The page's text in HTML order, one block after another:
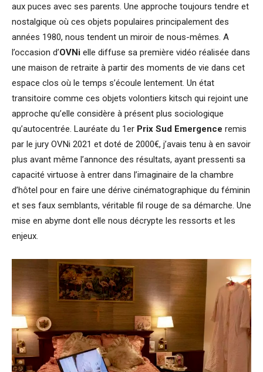
aux puces avec ses parents. Une approche toujours tendre et
nostalgique où ces objets populaires principalement des
années 1980, nous tendent un miroir de nous-mêmes. A
l’occasion d’OVNi elle diffuse sa première vidéo réalisée dans
une maison de retraite à partir des moments de vie dans cet
espace clos où le temps s’écoule lentement. Un état
transitoire comme ces objets volontiers kitsch qui rejoint une
approche qu’elle considère à présent plus sociologique
qu’autocentrée. Lauréate du 1er Prix Sud Emergence remis
par le jury OVNi 2021 et doté de 2000€, j’avais tenu à en savoir
plus avant même l’annonce des résultats, ayant pressenti sa
capacité virtuose à entrer dans l’imaginaire de la chambre
d’hôtel pour en faire une dérive cinématographique du féminin
et ses faux semblants, véritable fil rouge de sa démarche. Une
mise en abyme dont elle nous décrypte les ressorts et les
enjeux.